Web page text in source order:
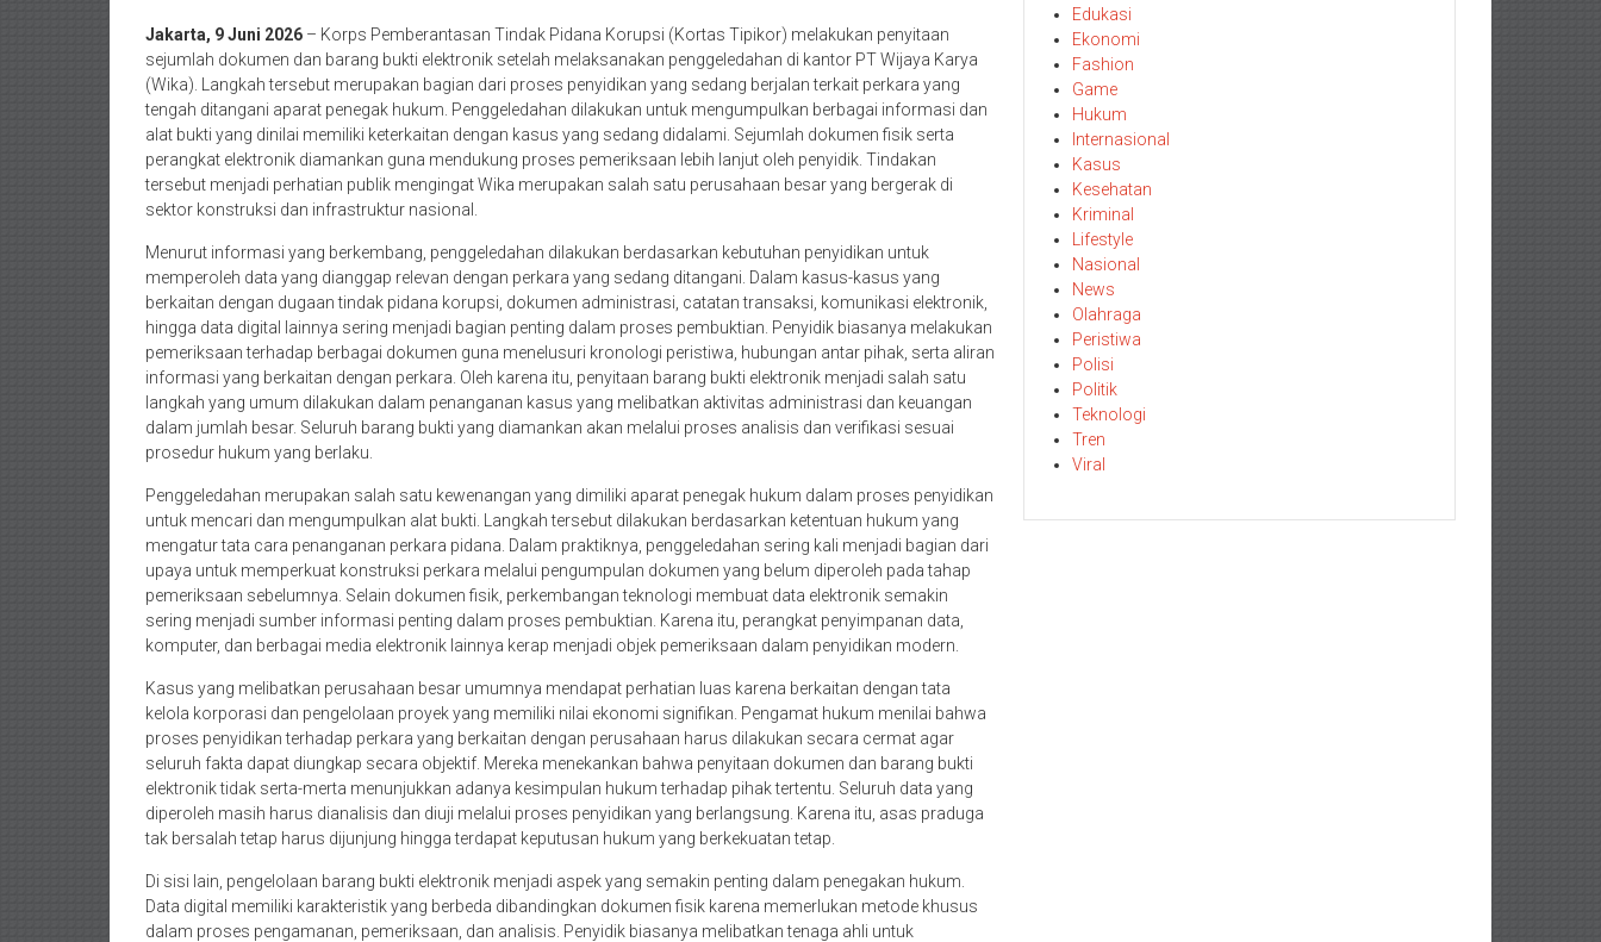
Jakarta, 9 Juni 2026 – Korps Pemberantasan Tindak Pidana Korupsi (Kortas Tipikor) melakukan penyitaan
sejumlah dokumen dan barang bukti elektronik setelah melaksanakan penggeledahan di kantor PT Wijaya Karya
(Wika). Langkah tersebut merupakan bagian dari proses penyidikan yang sedang berjalan terkait perkara yang
tengah ditangani aparat penegak hukum. Penggeledahan dilakukan untuk mengumpulkan berbagai informasi dan
alat bukti yang dinilai memiliki keterkaitan dengan kasus yang sedang didalami. Sejumlah dokumen fisik serta
perangkat elektronik diamankan guna mendukung proses pemeriksaan lebih lanjut oleh penyidik. Tindakan
tersebut menjadi perhatian publik mengingat Wika merupakan salah satu perusahaan besar yang bergerak di
sektor konstruksi dan infrastruktur nasional.
Menurut informasi yang berkembang, penggeledahan dilakukan berdasarkan kebutuhan penyidikan untuk
memperoleh data yang dianggap relevan dengan perkara yang sedang ditangani. Dalam kasus-kasus yang
berkaitan dengan dugaan tindak pidana korupsi, dokumen administrasi, catatan transaksi, komunikasi elektronik,
hingga data digital lainnya sering menjadi bagian penting dalam proses pembuktian. Penyidik biasanya melakukan
pemeriksaan terhadap berbagai dokumen guna menelusuri kronologi peristiwa, hubungan antar pihak, serta aliran
informasi yang berkaitan dengan perkara. Oleh karena itu, penyitaan barang bukti elektronik menjadi salah satu
langkah yang umum dilakukan dalam penanganan kasus yang melibatkan aktivitas administrasi dan keuangan
dalam jumlah besar. Seluruh barang bukti yang diamankan akan melalui proses analisis dan verifikasi sesuai
prosedur hukum yang berlaku.
Penggeledahan merupakan salah satu kewenangan yang dimiliki aparat penegak hukum dalam proses penyidikan
untuk mencari dan mengumpulkan alat bukti. Langkah tersebut dilakukan berdasarkan ketentuan hukum yang
mengatur tata cara penanganan perkara pidana. Dalam praktiknya, penggeledahan sering kali menjadi bagian dari
upaya untuk memperkuat konstruksi perkara melalui pengumpulan dokumen yang belum diperoleh pada tahap
pemeriksaan sebelumnya. Selain dokumen fisik, perkembangan teknologi membuat data elektronik semakin
sering menjadi sumber informasi penting dalam proses pembuktian. Karena itu, perangkat penyimpanan data,
komputer, dan berbagai media elektronik lainnya kerap menjadi objek pemeriksaan dalam penyidikan modern.
Kasus yang melibatkan perusahaan besar umumnya mendapat perhatian luas karena berkaitan dengan tata
kelola korporasi dan pengelolaan proyek yang memiliki nilai ekonomi signifikan. Pengamat hukum menilai bahwa
proses penyidikan terhadap perkara yang berkaitan dengan perusahaan harus dilakukan secara cermat agar
seluruh fakta dapat diungkap secara objektif. Mereka menekankan bahwa penyitaan dokumen dan barang bukti
elektronik tidak serta-merta menunjukkan adanya kesimpulan hukum terhadap pihak tertentu. Seluruh data yang
diperoleh masih harus dianalisis dan diuji melalui proses penyidikan yang berlangsung. Karena itu, asas praduga
tak bersalah tetap harus dijunjung hingga terdapat keputusan hukum yang berkekuatan tetap.
Di sisi lain, pengelolaan barang bukti elektronik menjadi aspek yang semakin penting dalam penegakan hukum.
Data digital memiliki karakteristik yang berbeda dibandingkan dokumen fisik karena memerlukan metode khusus
dalam proses pengamanan, pemeriksaan, dan analisis. Penyidik biasanya melibatkan tenaga ahli untuk
Edukasi
Ekonomi
Fashion
Game
Hukum
Internasional
Kasus
Kesehatan
Kriminal
Lifestyle
Nasional
News
Olahraga
Peristiwa
Polisi
Politik
Teknologi
Tren
Viral